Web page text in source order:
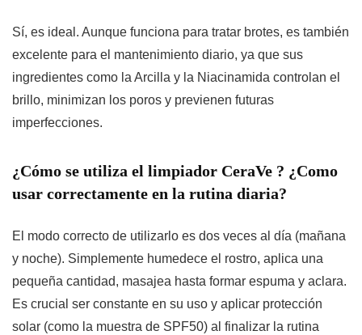
Sí, es ideal. Aunque funciona para tratar brotes, es también
excelente para el mantenimiento diario, ya que sus
ingredientes como la Arcilla y la Niacinamida controlan el
brillo, minimizan los poros y previenen futuras
imperfecciones.
¿Cómo se utiliza el limpiador CeraVe ? ¿Como
usar correctamente en la rutina diaria?
El modo correcto de utilizarlo es dos veces al día (mañana
y noche). Simplemente humedece el rostro, aplica una
pequeña cantidad, masajea hasta formar espuma y aclara.
Es crucial ser constante en su uso y aplicar protección
solar (como la muestra de SPF50) al finalizar la rutina